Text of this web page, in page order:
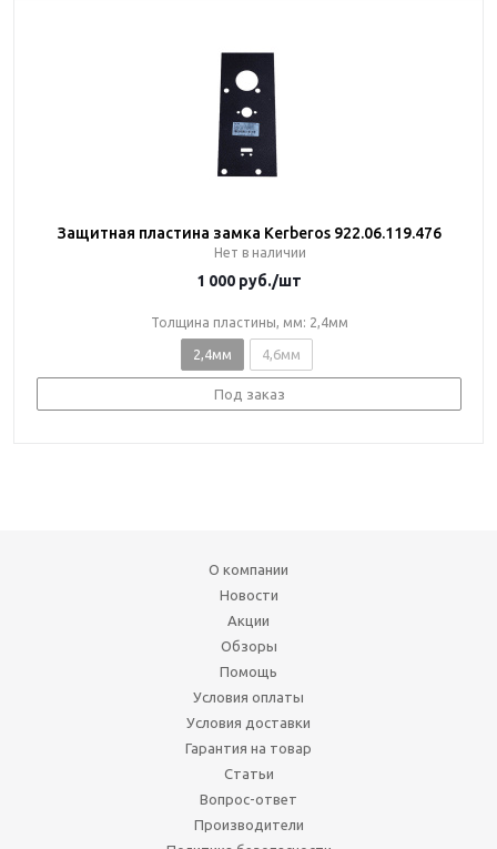
Защитная пластина замка Kerberos 922.06.119.476
Нет в наличии
1 000 руб./шт
Толщина пластины, мм: 2,4мм
2,4мм 4,6мм
Под заказ
О компании
Новости
Акции
Обзоры
Помощь
Условия оплаты
Условия доставки
Гарантия на товар
Статьи
Вопрос-ответ
Производители